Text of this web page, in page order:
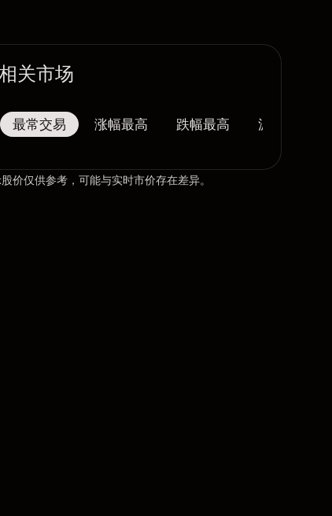
关市场
最常交易 涨幅最高 跌幅最高 波幅最大
价仅供参考，可能与实时市价存在差异。